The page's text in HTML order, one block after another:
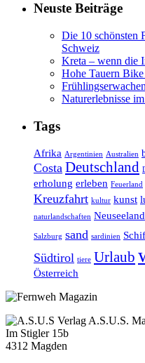
Neuste Beiträge
Die 10 schönsten
Schweiz
Kreta – wenn die
Hohe Tauern
Naturerlebnisse
Tags
Afrika Argentinien Australien
Costa Deutschland
erholung erleben Feuerland
Kreuzfahrt kultur kunst
naturlandschaften Neuseeland
Salzburg sand sardinien
Südtirol tiere Urlaub
Österreich
A.S.U.S.
Im Stigler 15b
4312 Magden